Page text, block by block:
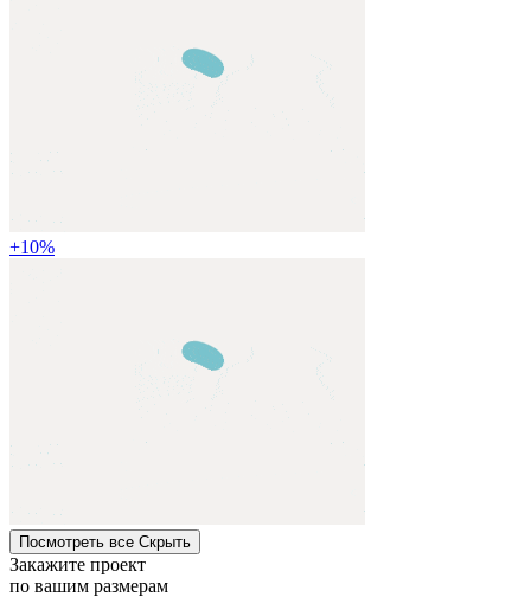
+10%
Посмотреть все Cкрыть
Закажите проект
по вашим размерам